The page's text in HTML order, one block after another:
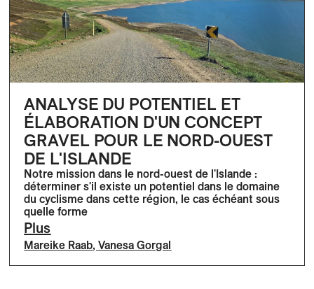
ANALYSE DU POTENTIEL ET
ÉLABORATION D'UN CONCEPT
GRAVEL POUR LE NORD-OUEST
DE L'ISLANDE
Notre mission dans le nord-ouest de l'Islande :
déterminer s'il existe un potentiel dans le domaine
du cyclisme dans cette région, le cas échéant sous
quelle forme
Plus
Mareike Raab,Vanesa Gorgal